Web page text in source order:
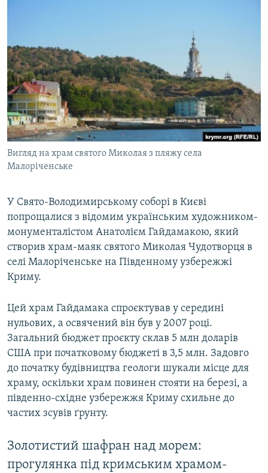
ВІДЕОУРОКИ «ELIFBE»
СВІДЧЕННЯ ОКУПАЦІЇ
УКРАЇНСЬКА ПРОБЛЕМА КРИМУ
ІНФОГРАФІКА
Русский
Qırımtatar
ДОЛУЧАЙСЯ!
Усі сайти RFE/RL
Вигляд на храм святого Миколая з пляжу села
Малоріченське
У Свято-Володимирському соборі в Києві
попрощалися з відомим українським художником-
монументалістом Анатолієм Гайдамакою, який
створив храм-маяк святого Миколая Чудотворця в
селі Малоріченське на Південному узбережжі
Криму.
Цей храм Гайдамака спроєктував у середині
нульових, а освячений він був у 2007 році.
Загальний бюджет проєкту склав 5 млн доларів
США при початковому бюджеті в 3,5 млн. Задовго
до початку будівництва геологи шукали місце для
храму, оскільки храм повинен стояти на березі, а
південно-східне узбережжя Криму схильне до
частих зсувів ґрунту.
Золотистий шафран над морем:
прогулянка під кримським храмом-